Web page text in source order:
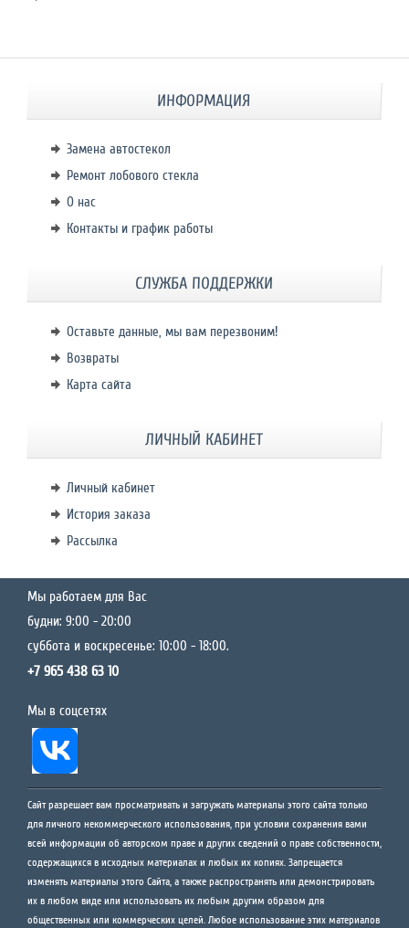
ИНФОРМАЦИЯ
Замена автостекол
Ремонт лобового стекла
О нас
Контакты и график работы
СЛУЖБА ПОДДЕРЖКИ
Оставьте данные, мы вам перезвоним!
Возвраты
Карта сайта
ЛИЧНЫЙ КАБИНЕТ
Личный кабинет
История заказа
Рассылка
Мы работаем для Вас
будни: 9:00 - 20:00
суббота и воскресенье: 10:00 - 18:00.
+7 965 438 63 10
Мы в соцсетях
Сайт разрешает вам просматривать и загружать материалы этого сайта только
для личного некоммерческого использования, при условии сохранения вами
всей информации об авторском праве и других сведений о праве собственности,
содержащихся в исходных материалах и любых их копиях. Запрещается
изменять материалы этого Сайта, а также распространять или демонстрировать
их в любом виде или использовать их любым другим образом для
общественных или коммерческих целей. Любое использование этих материалов